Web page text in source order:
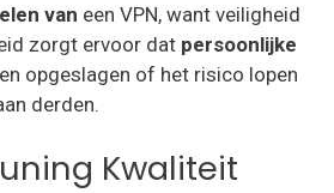
van een VPN, want veiligheid
zorgt ervoor dat persoonlijke
opgeslagen of het risico lopen
derden.
Kwaliteit